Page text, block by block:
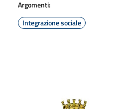
Argomenti:
Integrazione sociale